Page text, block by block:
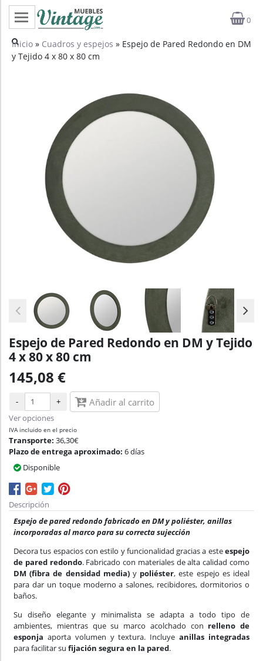
0
Categorías
Proyectos
Profesionales
Inicio » Cuadros y espejos » Espejo de Pared Redondo en DM
y Tejido 4 x 80 x 80 cm
Espejo de Pared Redondo en DM y Tejido
4 x 80 x 80 cm
145,08 €
- + Añadir al carrito
Ver opciones
IVA incluido en el precio
Transporte: 36,30€
Plazo de entrega aproximado: 6 días
Disponible
Descripción
Espejo de pared redondo fabricado en DM y poliéster, anillas
incorporadas al marco para su correcta sujección
Decora tus espacios con estilo y funcionalidad gracias a esteespejo
de pared redondo. Fabricado con materiales de alta calidad como
DM (fibra de densidad media)y poliéster, este espejo es ideal
para dar un toque moderno a salones, recibidores, dormitorios o
baños.
Su diseño elegante y minimalista se adapta a todo tipo de
ambientes, mientras que su marco acolchado con relleno de
esponja aporta volumen y textura. Incluyeanillas integradas
para facilitar su fijación segura en la pared.